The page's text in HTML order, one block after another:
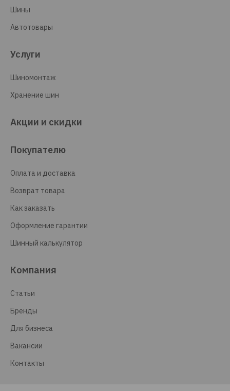
Шины
Автотовары
Услуги
Шиномонтаж
Хранение шин
Акции и скидки
Покупателю
Оплата и доставка
Возврат товара
Как заказать
Оформление гарантии
Шинный калькулятор
Компания
Статьи
Бренды
Для бизнеса
Вакансии
Контакты